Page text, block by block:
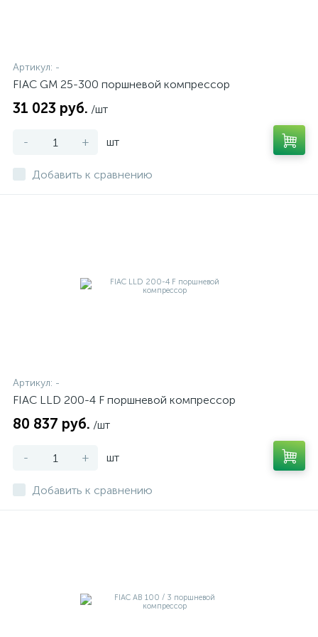
Артикул: -
FIAC GM 25-300 поршневой компрессор
31 023 руб. /шт
- + шт
Добавить к сравнению
Артикул: -
FIAC LLD 200-4 F поршневой компрессор
80 837 руб. /шт
- + шт
Добавить к сравнению